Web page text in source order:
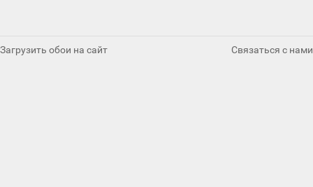
Загрузить обои на сайт Связаться с нами